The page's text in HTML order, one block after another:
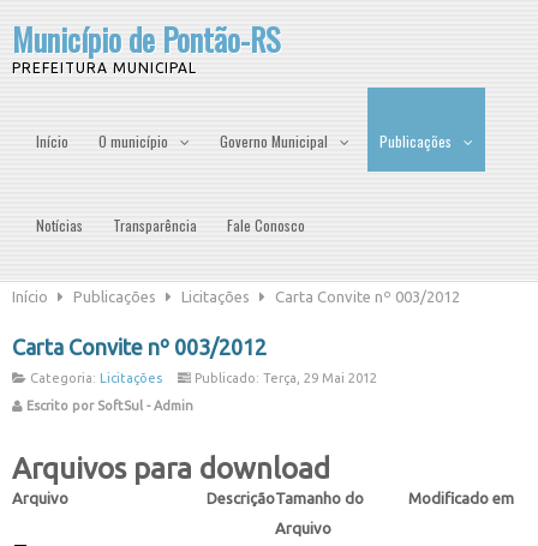
Município de Pontão-RS
PREFEITURA MUNICIPAL
Início O município Governo Municipal Publicações
Notícias Transparência Fale Conosco
Início Publicações Licitações Carta Convite nº 003/2012
Carta Convite nº 003/2012
Categoria: Licitações
Publicado: Terça, 29 Mai 2012
Escrito por SoftSul - Admin
Arquivos para download
Arquivo DescriçãoTamanho do
Arquivo
Modificado em